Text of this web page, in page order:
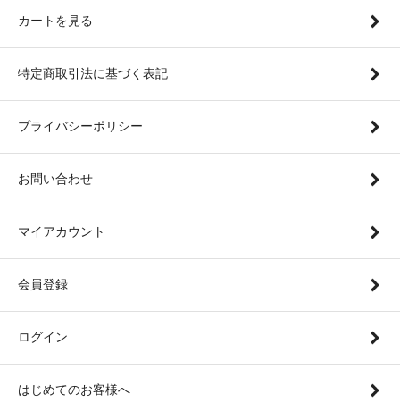
カートを見る
特定商取引法に基づく表記
プライバシーポリシー
お問い合わせ
マイアカウント
会員登録
ログイン
はじめてのお客様へ